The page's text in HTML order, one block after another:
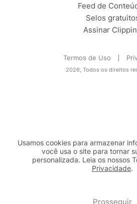
Feed de
Selos
Assinar
Termos de Uso
2026, Todos os direitos
Usamos cookies para armazenar
você usa o site para tornar
personalizada. Leia os nossos
Privacidade.
Prosseguir